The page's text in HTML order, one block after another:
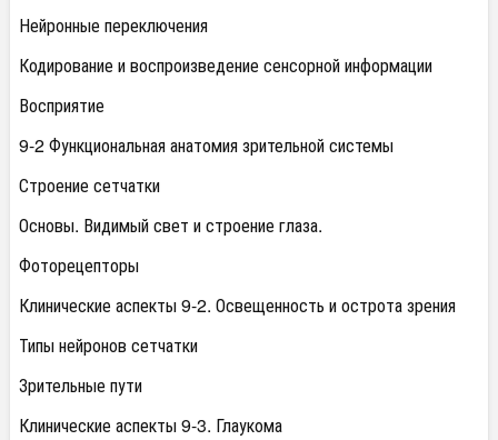
Нейронные переключения
Кодирование и воспроизведение сенсорной информации
Восприятие
9-2 Функциональная анатомия зрительной системы
Строение сетчатки
Основы. Видимый свет и строение глаза.
Фоторецепторы
Клинические аспекты 9-2. Освещенность и острота зрения
Типы нейронов сетчатки
Зрительные пути
Клинические аспекты 9-3. Глаукома